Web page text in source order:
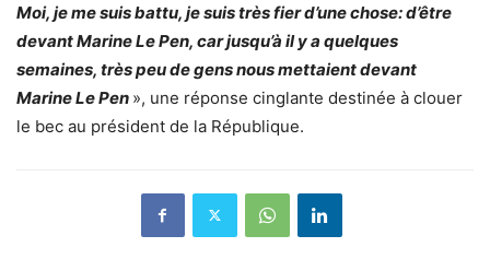
Moi, je me suis battu, je suis très fier d’une chose: d’être
devant Marine Le Pen, car jusqu’à il y a quelques
semaines, très peu de gens nous mettaient devant
Marine Le Pen », une réponse cinglante destinée à clouer
le bec au président de la République.